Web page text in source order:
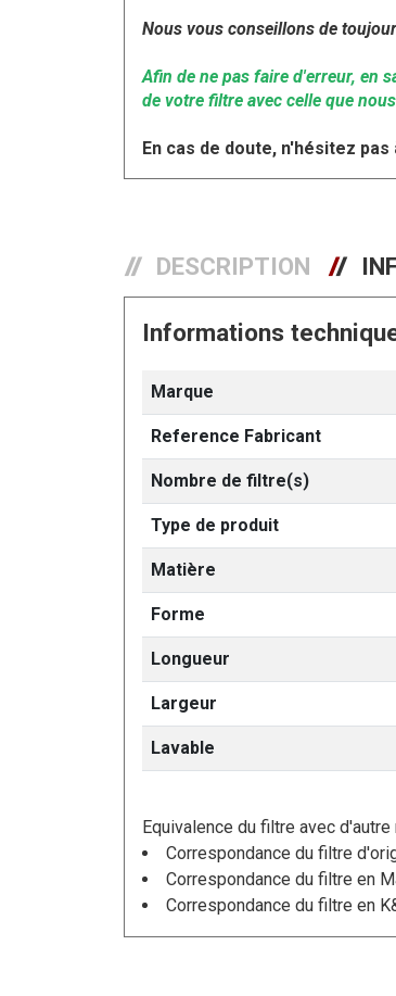
Nous vous conseillons de
Afin de ne pas faire d'erreur, en
de votre filtre avec celle que
En cas de doute, n'hésitez pas
DESCRIPTION
Informations
Marque
Reference Fabricant
Nombre de filtre(s)
Type de produit
Matière
Forme
Longueur
Largeur
Lavable
Equivalence du filtre avec d'autre
Correspondance du filtre
Correspondance du filtre en
Correspondance du filtre en